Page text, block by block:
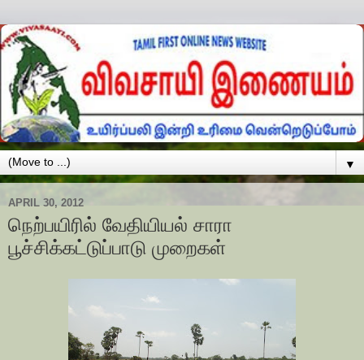
▼
APRIL 30, 2012
நெற்பயிரில் வேதியியல் சாரா
பூச்சிக்கட்டுப்பாடு முறைகள்